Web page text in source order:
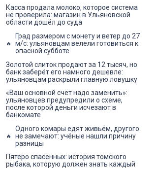
Касса продала молоко, которое система
не проверила: магазин в Ульяновской
области дошёл до суда
Град размером с монету и ветер до 27
м/с: ульяновцам велели готовиться к
опасной субботе
Золотой слиток продают за 12 тысяч, но
банк заберёт его намного дешевле:
ульяновцам раскрыли главную ловушку
«Ваш основной счёт надо заменить»:
ульяновцев предупредили о схеме,
после которой деньги исчезают в
банкомате
Одного комары едят живьём, другого
не замечают: учёные нашли причину
разницы
Пятеро спасённых: история томского
рыбака, которую должен знать каждый